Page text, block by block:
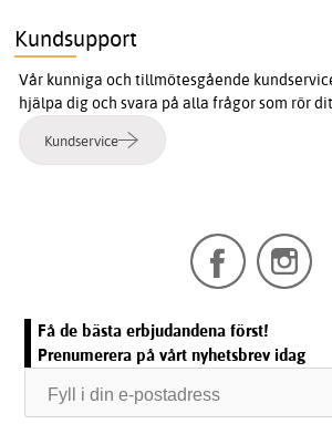
Kundsupport
Vår kunniga och tillmötesgående
hjälpa dig och svara på alla frågor som rör
Kundservice
Få de bästa erbjudandena först!
Prenumerera på vårt nyhetsbrev idag